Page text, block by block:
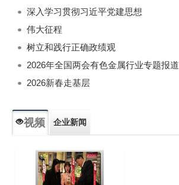
深入学习贯彻习近平党建思想
伟大征程
树立和践行正确政绩观
2026年全国两会有色金属行业专题报道
2026新春走基层
视频 企业新闻